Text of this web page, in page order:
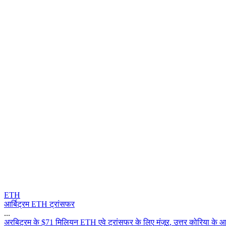
ETH
आर्बिट्रम ETH ट्रांसफर
...
अरबटरम क $71 मलयन ETH एव टरसफर क लए मजर, उतर करय क आ